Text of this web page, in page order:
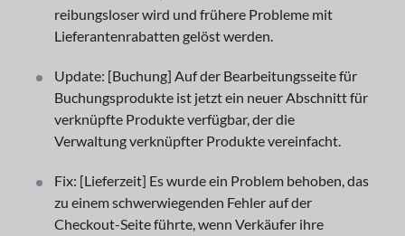
reibungsloser wird und frühere Probleme mit
Lieferantenrabatten gelöst werden.
Update: [Buchung] Auf der Bearbeitungsseite für
Buchungsprodukte ist jetzt ein neuer Abschnitt für
verknüpfte Produkte verfügbar, der die
Verwaltung verknüpfter Produkte vereinfacht.
Fix: [Lieferzeit] Es wurde ein Problem behoben, das
zu einem schwerwiegenden Fehler auf der
Checkout-Seite führte, wenn Verkäufer ihre